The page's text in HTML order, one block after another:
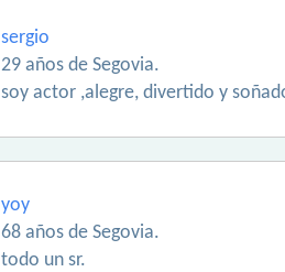
sergio
29 años de Segovia.
soy actor ,alegre, divertido y
yoy
68 años de Segovia.
todo un sr.